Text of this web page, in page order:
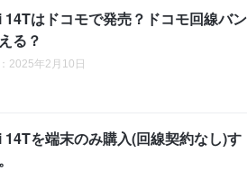
はドコモで発売？ドコモ回線バン
る？
2025年2月10日
を端末のみ購入(回線契約なし)す